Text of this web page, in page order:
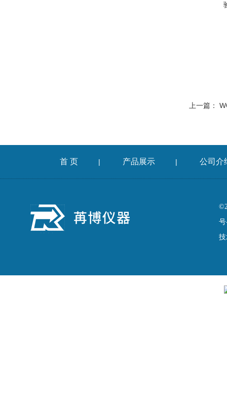
上一篇：
首 页 | 产品展示 | 公司介
号